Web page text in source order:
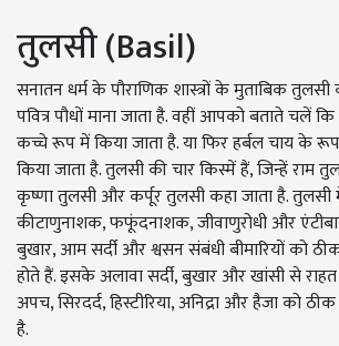
तुलसी (Basil)
सनातन धर्म के पौराणिक शास्त्रों के मुताबिक तुलसी
पवित्र पौधों माना जाता है. वहीं आपको बताते चलें
कच्चे रूप में किया जाता है. या फिर हर्बल चाय के
किया जाता है. तुलसी की चार किस्में हैं, जिन्हें राम
कृष्णा तुलसी और कर्पूर तुलसी कहा जाता है.
कीटाणुनाशक, फफूंदनाशक, जीवाणुरोधी और
बुखार, आम सर्दी और श्वसन संबंधी बीमारियों को
होते हैं. इसके अलावा सर्दी, बुखार और खांसी से
अपच, सिरदर्द, हिस्टीरिया, अनिद्रा और हैजा को
है.